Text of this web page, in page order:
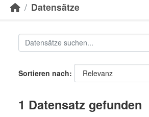
Datensätze
Sortieren nach
1 Datensatz gefunden